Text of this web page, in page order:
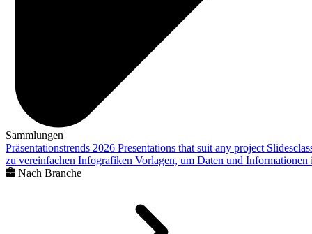
Sammlungen
Präsentationstrends 2026 Presentations that suit any project
zu vereinfachen Infografiken Vorlagen, um Daten und
Nach Branche